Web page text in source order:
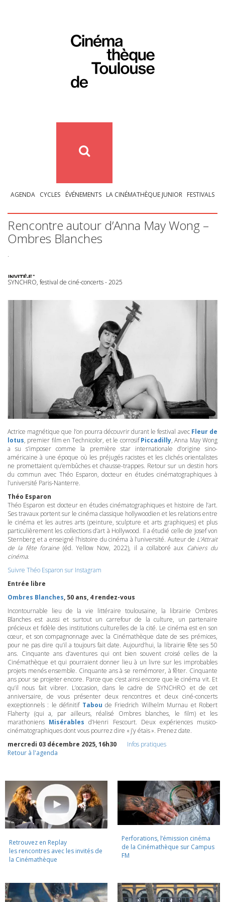
AGENDA CYCLES ÉVÉNEMENTS LA CINÉMATHÈQUE JUNIOR FESTIVALS
Rencontre autour d’Anna May Wong –
Ombres Blanches
.
SYNCHRO, festival de ciné-concerts - 2025
Actrice magnétique que l’on pourra découvrir durant le festival avec Fleur de
lotus, premier film en Technicolor, et le corrosifPiccadilly, Anna May Wong
a su s’imposer comme la première star internationale d’origine sino-
américaine à une époque où les préjugés racistes et les clichés orientalistes
ne promettaient qu’embûches et chausse-trappes. Retour sur un destin hors
du commun avec Théo Esparon, docteur en études cinématographiques à
l’université Paris-Nanterre.
Théo Esparon
Théo Esparon est docteur en études cinématographiques et histoire de l’art.
Ses travaux portent sur le cinéma classique hollywoodien et les relations entre
le cinéma et les autres arts (peinture, sculpture et arts graphiques) et plus
particulièrement les collections d’art à Hollywood. Il a étudié celle de Josef von
Sternberg et a enseigné l’histoire du cinéma à l’université. Auteur de L’Attrait
de la fête foraine (éd. Yellow Now, 2022), il a collaboré aux Cahiers du
cinéma.
Suivre Théo Esparon sur Instagram
Entrée libre
Ombres Blanches, 50 ans, 4 rendez-vous
Incontournable lieu de la vie littéraire toulousaine, la librairie Ombres
Blanches est aussi et surtout un carrefour de la culture, un partenaire
précieux et fidèle des institutions culturelles de la cité. Le cinéma est en son
cœur, et son compagnonnage avec la Cinémathèque date de ses prémices,
pour ne pas dire qu’il a toujours fait date. Aujourd’hui, la librairie fête ses 50
ans. Cinquante ans d’aventures qui ont bien souvent croisé celles de la
Cinémathèque et qui pourraient donner lieu à un livre sur les improbables
projets menés ensemble. Cinquante ans à se remémorer, à fêter. Cinquante
ans pour se projeter encore. Parce que c’est ainsi encore que le cinéma vit. Et
qu’il nous fait vibrer. L’occasion, dans le cadre de SYNCHRO et de cet
anniversaire, de vous présenter deux rencontres et deux ciné-concerts
exceptionnels : le définitif Tabou de Friedrich Wilhelm Murnau et Robert
Flaherty (qui a, par ailleurs, réalisé Ombres blanches, le film) et les
marathoniens Misérables d’Henri Fescourt. Deux expériences musico-
cinématographiques dont vous pourrez dire « j’y étais ». Prenez date.
mercredi 03 décembre 2025, 16h30
Infos pratiques
Retour à l'agenda
Retrouvez en Replay
les rencontres avec les invités de
la Cinémathèque
Perforations, l’émission cinéma
de la Cinémathèque sur Campus
FM